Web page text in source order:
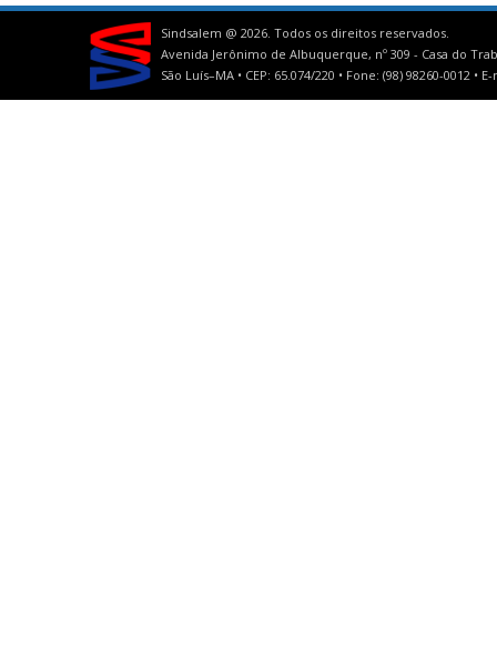
Sindsalem @ 2026. Todos os direitos reservados.
Avenida Jerônimo de Albuquerque, nº 309 - Casa do
São Luís–MA • CEP: 65.074/220 • Fone: (98) 98260-0012